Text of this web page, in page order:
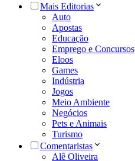
Mais Editorias
Auto
Apostas
Educação
Emprego e Concursos
Eloos
Games
Indústria
Jogos
Meio Ambiente
Negócios
Pets e Animais
Turismo
Comentaristas
Alê Oliveira